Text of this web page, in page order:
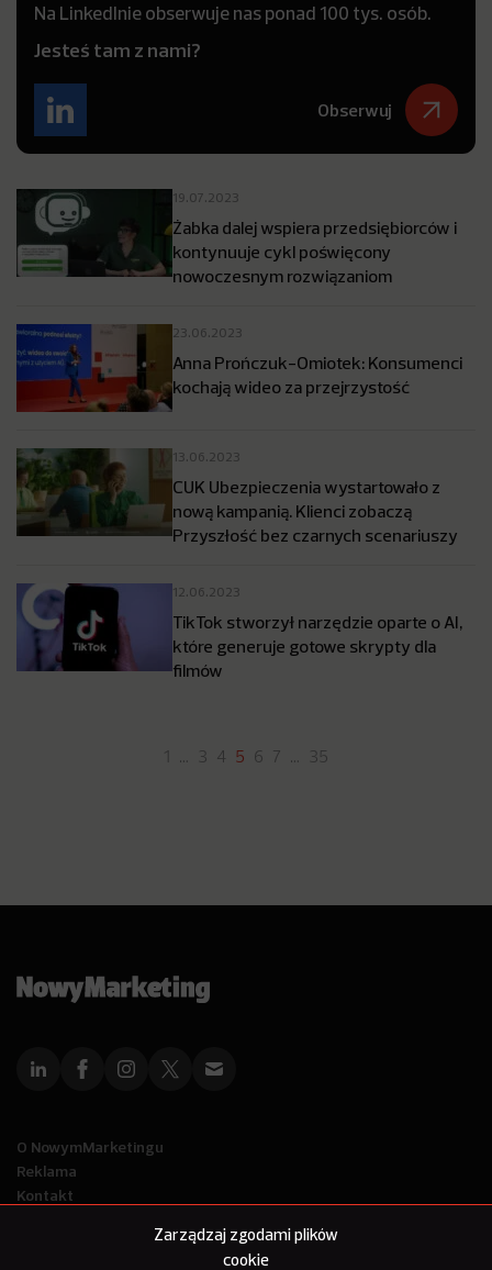
Zarządzaj zgodami plików
cookie
Na LinkedInie obserwuje nas ponad 100 tys. osób.
Jesteś tam z nami?
Obserwuj
19.07.2023
Żabka dalej wspiera przedsiębiorców i
kontynuuje cykl poświęcony
nowoczesnym rozwiązaniom
23.06.2023
Anna Prończuk-Omiotek: Konsumenci
kochają wideo za przejrzystość
13.06.2023
CUK Ubezpieczenia wystartowało z
nową kampanią. Klienci zobaczą
Przyszłość bez czarnych scenariuszy
12.06.2023
TikTok stworzył narzędzie oparte o AI,
które generuje gotowe skrypty dla
filmów
… 3 4 5 6 7 … 35
O NowymMarketingu
Reklama
Kontakt